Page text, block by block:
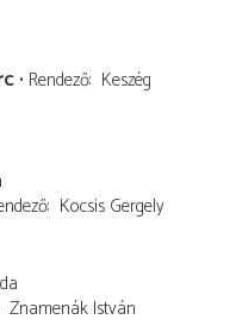
Rendező Keszég
Kocsis Gergely
Znamenák István